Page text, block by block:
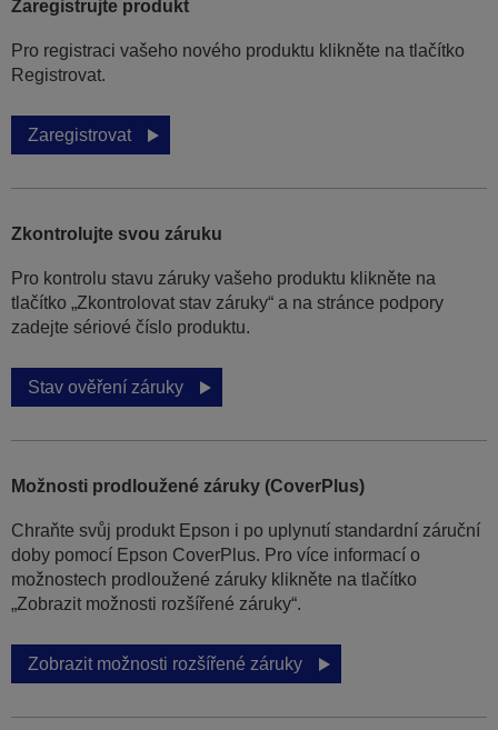
Zaregistrujte produkt
Pro registraci vašeho nového produktu klikněte na tlačítko
Registrovat.
Zaregistrovat
Zkontrolujte svou záruku
Pro kontrolu stavu záruky vašeho produktu klikněte na
tlačítko „Zkontrolovat stav záruky“ a na stránce podpory
zadejte sériové číslo produktu.
Stav ověření záruky
Možnosti prodloužené záruky (CoverPlus)
Chraňte svůj produkt Epson i po uplynutí standardní záruční
doby pomocí Epson CoverPlus. Pro více informací o
možnostech prodloužené záruky klikněte na tlačítko
„Zobrazit možnosti rozšířené záruky“.
Zobrazit možnosti rozšířené záruky